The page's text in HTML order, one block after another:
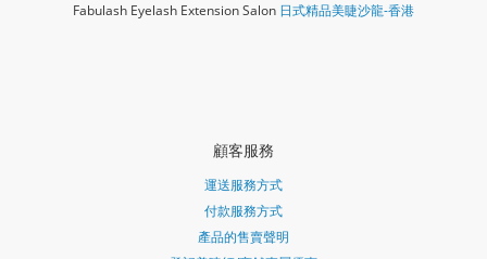
Fabulash Eyelash Extension Salon 日式精品美睫沙龍-香港
顧客服務
運送服務方式
付款服務方式
產品的售賣聲明